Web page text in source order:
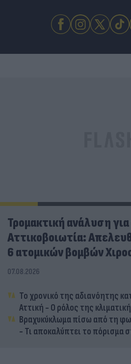
Τρομακτική ανάλυση
Αττικοβοιωτία:
6 ατομικών βομβών
07.08.2026
Το χρονικό της αδιανόητης
Αττική - Ο ρόλος της
Βραχυκύκλωμα πίσω από τη
- Τι αποκαλύπτει το πόρισμα